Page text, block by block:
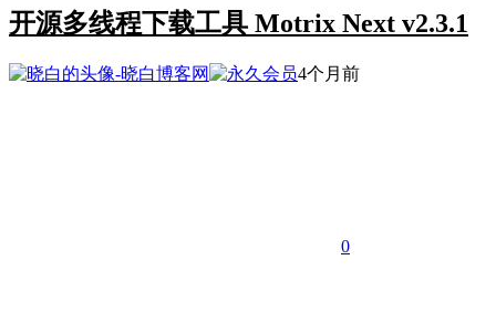
开源多线程下载工具 Motrix Next v2.3.1
4个月前
0